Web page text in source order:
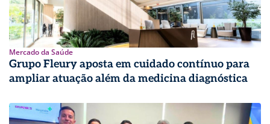
Mercado da Saúde
Grupo Fleury aposta em cuidado contínuo para
ampliar atuação além da medicina diagnóstica